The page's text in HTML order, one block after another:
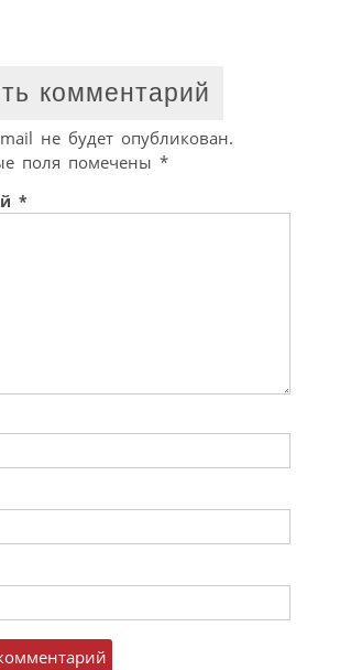
комментарий
не будет опубликован.
поля помечены *
*